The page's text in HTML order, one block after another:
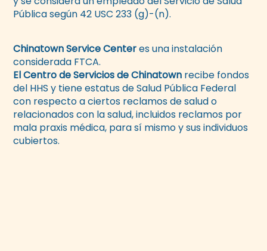
Pública según 42 USC 233 (g)-(n).
Chinatown Service Centeres una instalación
considerada FTCA.
El Centro de Servicios de Chinatown recibe fondos
del HHS y tiene estatus de Salud Pública Federal
con respecto a ciertos reclamos de salud o
relacionados con la salud, incluidos reclamos por
mala praxis médica, para sí mismo y sus individuos
cubiertos.